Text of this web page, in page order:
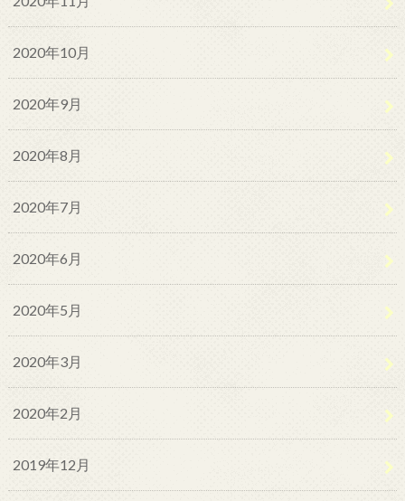
2020年10月
2020年9月
2020年8月
2020年7月
2020年6月
2020年5月
2020年3月
2020年2月
2019年12月